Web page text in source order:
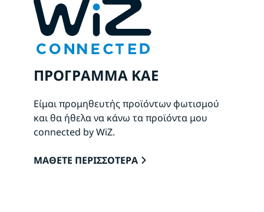
ΠΡΟΓΡΑΜΜΑ ΚΑΕ
Είμαι προμηθευτής προϊόντων φωτισμού
και θα ήθελα να κάνω τα προϊόντα μου
connected by WiZ.
ΜΑΘΕΤΕ ΠΕΡΙΣΣΟΤΕΡΑ